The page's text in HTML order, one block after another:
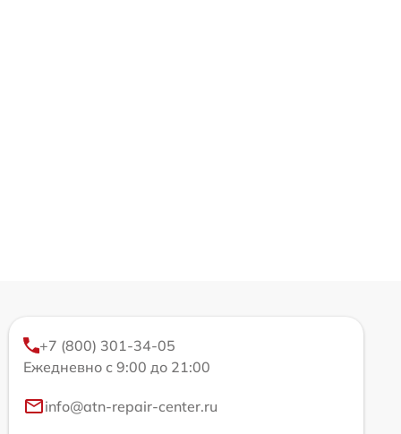
+7 (800) 301-34-05
Ежедневно с 9:00 до 21:00
info@atn-repair-center.ru